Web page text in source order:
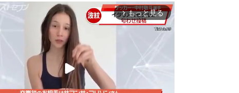
arrow_forward_ios もっと見る